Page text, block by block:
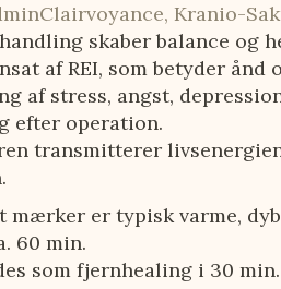
Clairvoyance, Kranio-
skaber balance og
af REI, som betyder
af stress, angst,
efter operation.
transmitterer
mærker er typisk varme,
60 min.
som fjernhealing i 30 min.